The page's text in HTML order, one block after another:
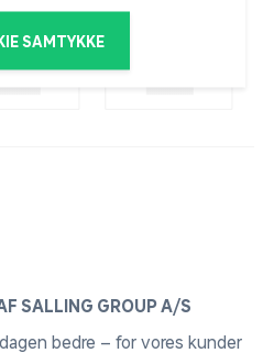
SAMTYKKE
SALLING GROUP A/S
bedre – for vores kunder